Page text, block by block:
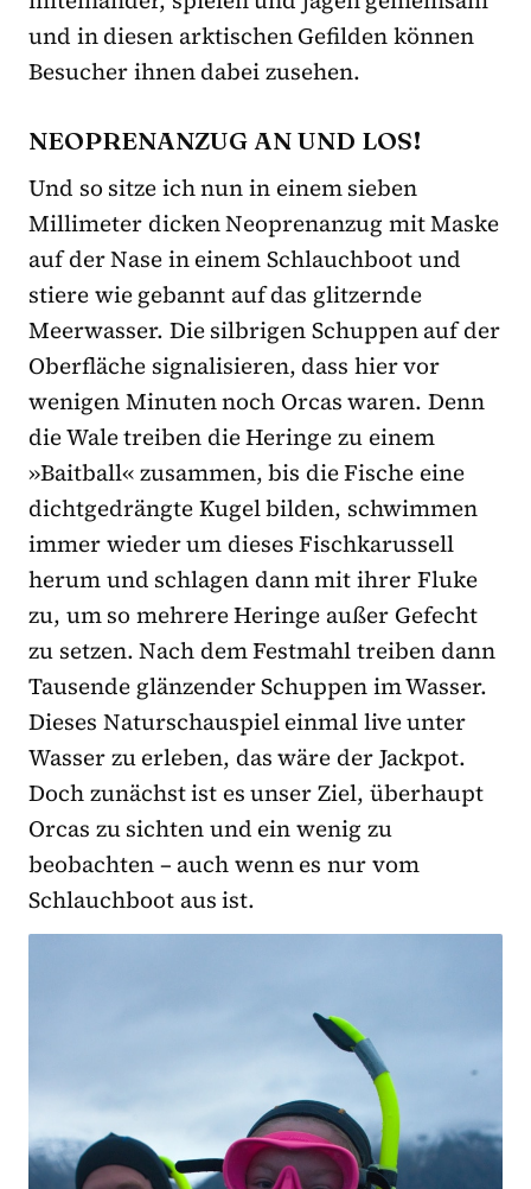
und in diesen arktischen Gefilden können
Besucher ihnen dabei zusehen.
NEOPRENANZUG AN UND LOS!
Und so sitze ich nun in einem sieben
Millimeter dicken Neoprenanzug mit Maske
auf der Nase in einem Schlauchboot und
stiere wie gebannt auf das glitzernde
Meerwasser. Die silbrigen Schuppen auf der
Oberfläche signalisieren, dass hier vor
wenigen Minuten noch Orcas waren. Denn
die Wale treiben die Heringe zu einem
»Baitball« zusammen, bis die Fische eine
dichtgedrängte Kugel bilden, schwimmen
immer wieder um dieses Fischkarussell
herum und schlagen dann mit ihrer Fluke
zu, um so mehrere Heringe außer Gefecht
zu setzen. Nach dem Festmahl treiben dann
Tausende glänzender Schuppen im Wasser.
Dieses Naturschauspiel einmal live unter
Wasser zu erleben, das wäre der Jackpot.
Doch zunächst ist es unser Ziel, überhaupt
Orcas zu sichten und ein wenig zu
beobachten – auch wenn es nur vom
Schlauchboot aus ist.